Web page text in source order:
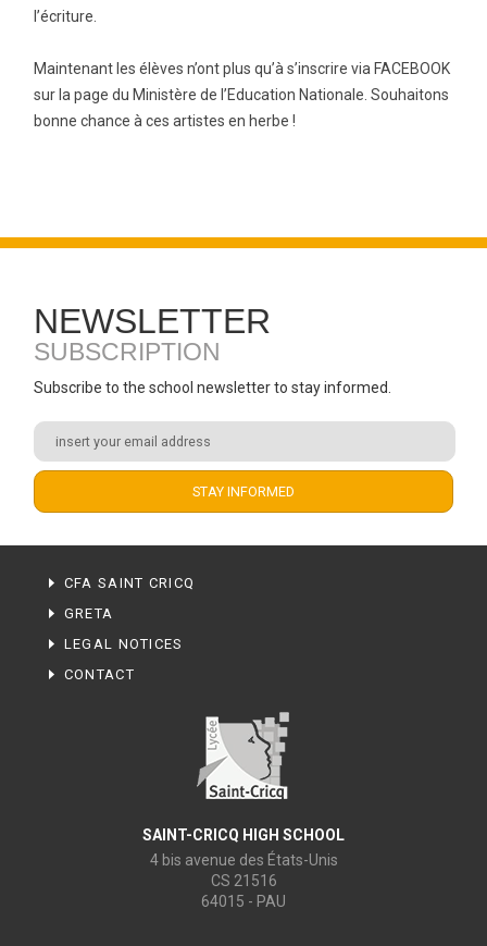
l’écriture.
Maintenant les élèves n’ont plus qu’à s’inscrire via FACEBOOK
sur la page du Ministère de l’Education Nationale. Souhaitons
bonne chance à ces artistes en herbe !
NEWSLETTER
SUBSCRIPTION
Subscribe to the school newsletter to stay informed.
CFA SAINT CRICQ
GRETA
LEGAL NOTICES
CONTACT
SAINT-CRICQ HIGH SCHOOL
4 bis avenue des États-Unis
CS 21516
64015 - PAU